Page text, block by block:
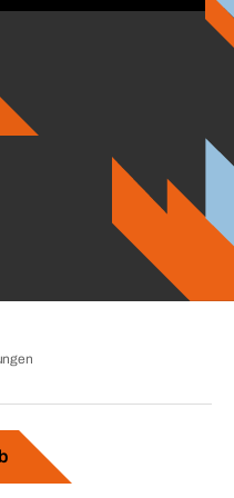
GmbH & Co. KG. Alle
Gewerbetreibende,